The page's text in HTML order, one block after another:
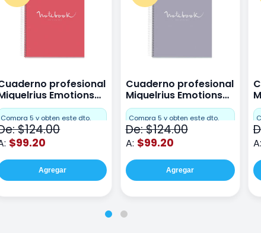
profesional
Emotions
raya 80 hojas Coral
Compra 5 y obten este dto.
$124.00
$99.20
Agregar
Cuaderno profesional
Miquelrius Emotions
raya 80 hojas Gris
Compra 5 y obten este dto.
De: $124.00
A: $99.20
Agregar
A: